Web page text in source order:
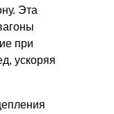
Эта
при
ускоряя